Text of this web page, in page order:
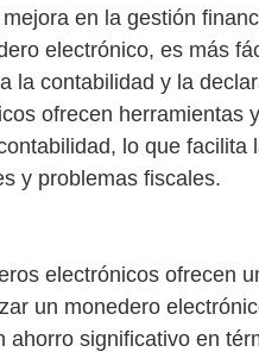
en la gestión
electrónico, es más
la contabilidad y la
ofrecen herramientas
lo que facilita
y problemas fiscales.
electrónicos ofrecen
un monedero
significativo en